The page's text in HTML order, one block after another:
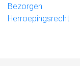
Bezorgen
Herroepingsrecht